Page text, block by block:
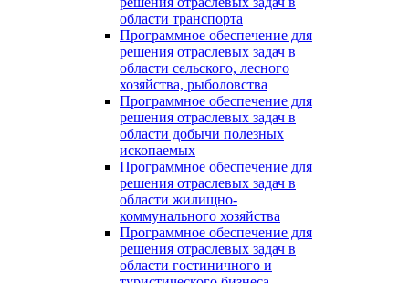
области транспорта
Программное обеспечение для
решения отраслевых задач в
области сельского, лесного
хозяйства, рыболовства
Программное обеспечение для
решения отраслевых задач в
области добычи полезных
ископаемых
Программное обеспечение для
решения отраслевых задач в
области жилищно-
коммунального хозяйства
Программное обеспечение для
решения отраслевых задач в
области гостиничного и